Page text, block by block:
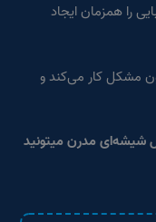
را همزمان ایجاد
مشکل کار می‌کند و
شیشه‌ای مدرن میتونید